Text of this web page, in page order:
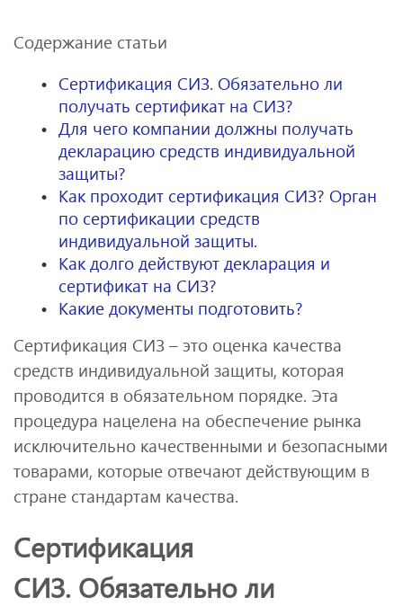
Содержание статьи
Сертификация СИЗ. Обязательно ли
получать сертификат на СИЗ?
Для чего компании должны получать
декларацию средств индивидуальной
защиты?
Как проходит сертификация СИЗ? Орган
по сертификации средств
индивидуальной защиты.
Как долго действуют декларация и
сертификат на СИЗ?
Какие документы подготовить?
Сертификация СИЗ – это оценка качества
средств индивидуальной защиты, которая
проводится в обязательном порядке. Эта
процедура нацелена на обеспечение рынка
исключительно качественными и безопасными
товарами, которые отвечают действующим в
стране стандартам качества.
Сертификация
СИЗ. Обязательно ли